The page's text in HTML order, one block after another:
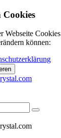
Cookies
Webseite
können: